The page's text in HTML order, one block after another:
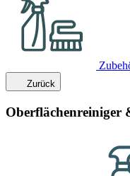
Zurück
Oberflächenreiniger